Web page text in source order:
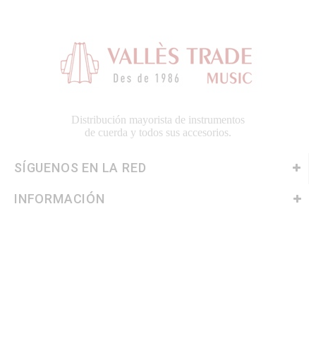
Distribución mayorista de instrumentos
de cuerda y todos sus accesorios.
SÍGUENOS EN LA RED
INFORMACIÓN